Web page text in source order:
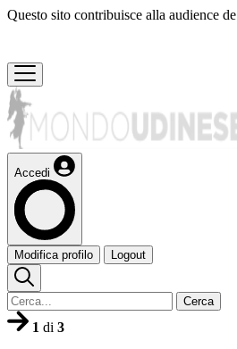
Questo sito contribuisce alla audience de
Accedi
Modifica profilo Logout
Cerca
1 di 3